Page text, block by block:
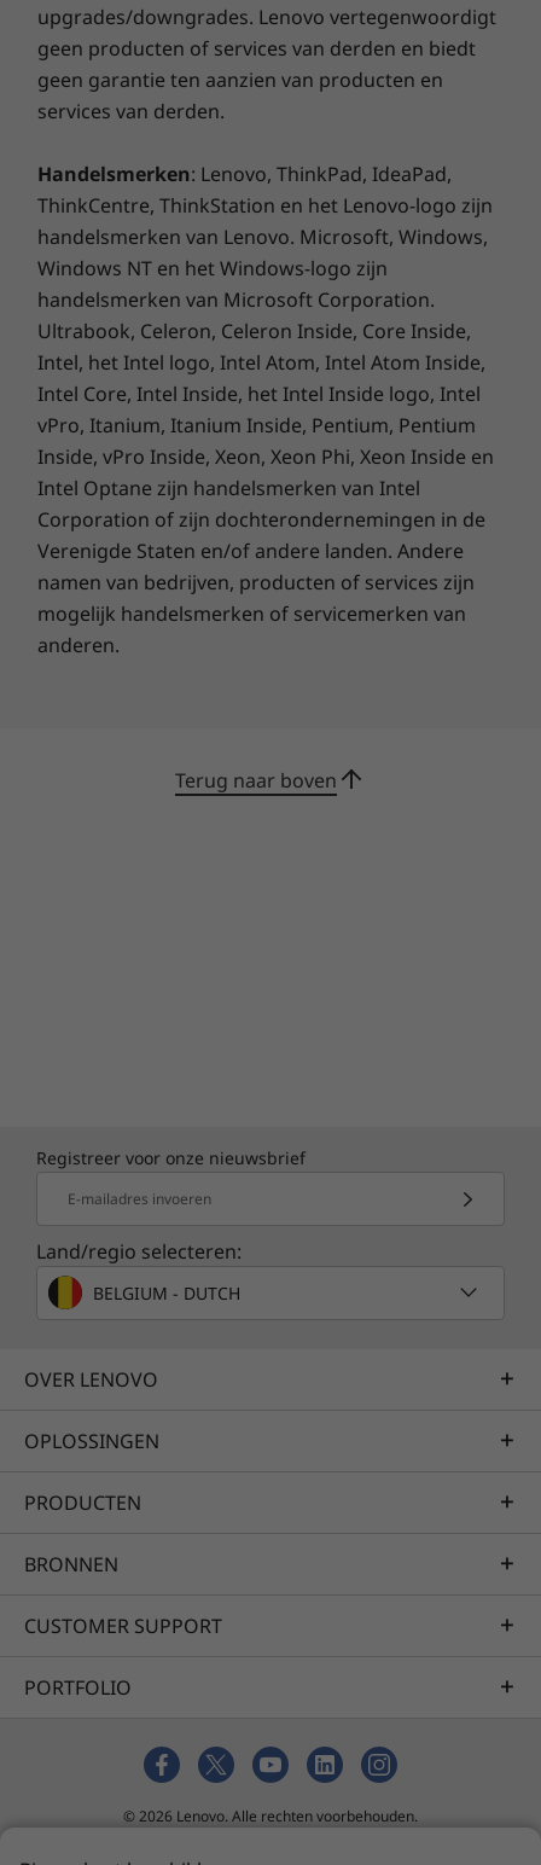
upgrades/downgrades. Lenovo vertegenwoordigt
geen producten of services van derden en biedt
geen garantie ten aanzien van producten en
services van derden.
Handelsmerken: Lenovo, ThinkPad, IdeaPad,
ThinkCentre, ThinkStation en het Lenovo-logo zijn
handelsmerken van Lenovo. Microsoft, Windows,
Windows NT en het Windows-logo zijn
handelsmerken van Microsoft Corporation.
Ultrabook, Celeron, Celeron Inside, Core Inside,
Intel, het Intel logo, Intel Atom, Intel Atom Inside,
Intel Core, Intel Inside, het Intel Inside logo, Intel
vPro, Itanium, Itanium Inside, Pentium, Pentium
Inside, vPro Inside, Xeon, Xeon Phi, Xeon Inside en
Intel Optane zijn handelsmerken van Intel
Corporation of zijn dochterondernemingen in de
Verenigde Staten en/of andere landen. Andere
namen van bedrijven, producten of services zijn
mogelijk handelsmerken of servicemerken van
anderen.
Terug naar boven
Registreer voor onze nieuwsbrief
E-mailadres invoeren
Land/regio selecteren:
BELGIUM - DUTCH
OVER LENOVO
OPLOSSINGEN
PRODUCTEN
BRONNEN
CUSTOMER SUPPORT
PORTFOLIO
© 2026 Lenovo. Alle rechten voorbehouden.